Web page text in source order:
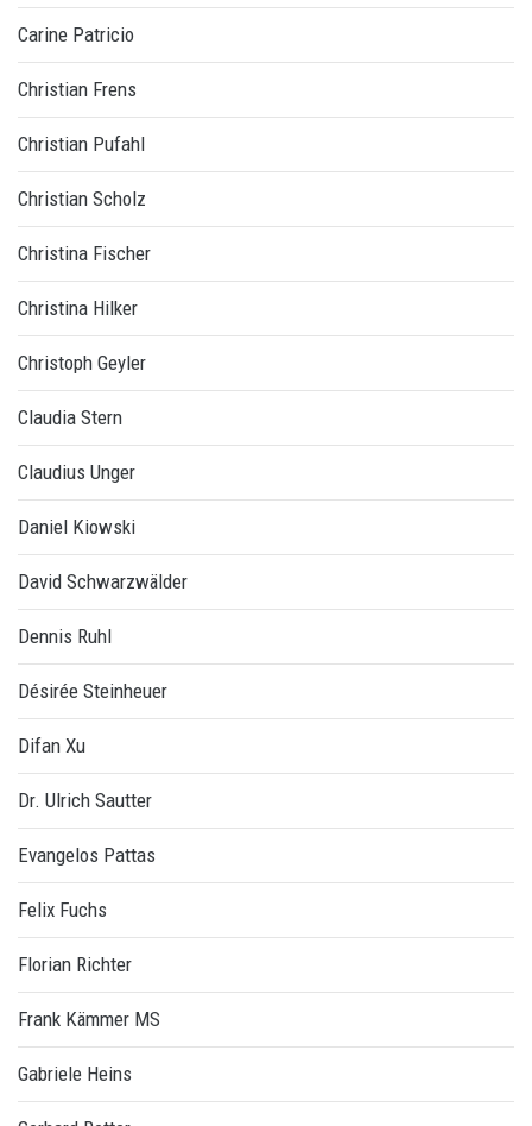
Carine Patricio
Christian Frens
Christian Pufahl
Christian Scholz
Christina Fischer
Christina Hilker
Christoph Geyler
Claudia Stern
Claudius Unger
Daniel Kiowski
David Schwarzwälder
Dennis Ruhl
Désirée Steinheuer
Difan Xu
Dr. Ulrich Sautter
Evangelos Pattas
Felix Fuchs
Florian Richter
Frank Kämmer MS
Gabriele Heins